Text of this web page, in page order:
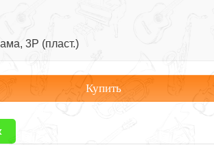
3P (пласт.)
Купить